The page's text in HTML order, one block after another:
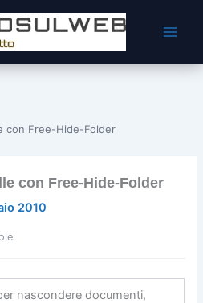
con Free-Hide-Folder
con Free-Hide-Folder
2010
nascondere documenti,